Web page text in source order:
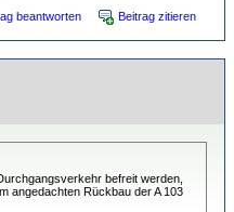
beantworten Beitrag zitieren
befreit werden,
angedachten Rückbau der A 103